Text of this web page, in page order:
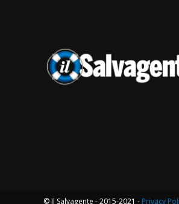
© Il Salvagente - 2015-2021 - Privacy